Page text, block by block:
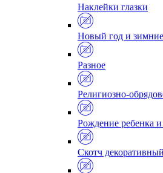
Наклейки глазки
Новый год и зимние
Разное
Религиозно-
Рождение ребенка и
Скотч декоративный